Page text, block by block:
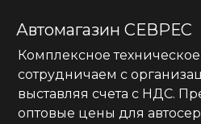
Автомагазин СЕВРЕС
Комплексное
сотрудничаем с
выставляя счета с НДС.
оптовые цены для